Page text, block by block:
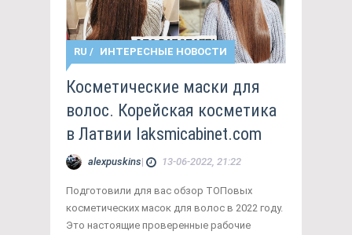
RU / ИНТЕРЕСНЫЕ НОВОСТИ
Косметические маски для
волос. Корейская косметика
в Латвии laksmicabinet.com
alexpuskins| 13-06-2022, 21:22
Подготовили для вас обзор ТОПовых
косметических масок для волос в 2022 году.
Это настоящие проверенные рабочие